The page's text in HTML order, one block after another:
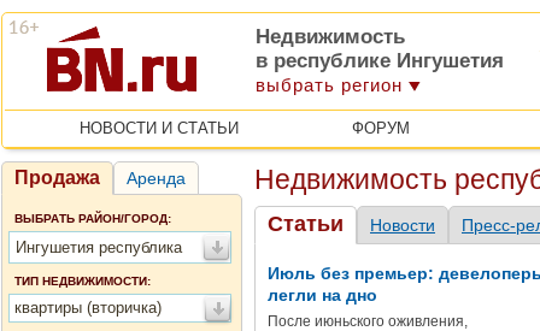
Недвижимость
в республике Ингушетия
выбрать регион
НОВОСТИ И СТАТЬИ ФОРУМ
Продажа Аренда
ВЫБРАТЬ РАЙОН/ГОРОД:
Ингушетия республика
ТИП НЕДВИЖИМОСТИ:
квартиры (вторичка)
Недвижимость
Статьи Новости Пресс-
Июль без премьер:
легли на дно
После июньского оживления,